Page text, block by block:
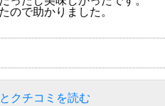
ので助かりました。
クチコミを読む